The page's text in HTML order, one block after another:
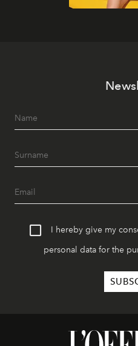
I hereby give my
personal data for the